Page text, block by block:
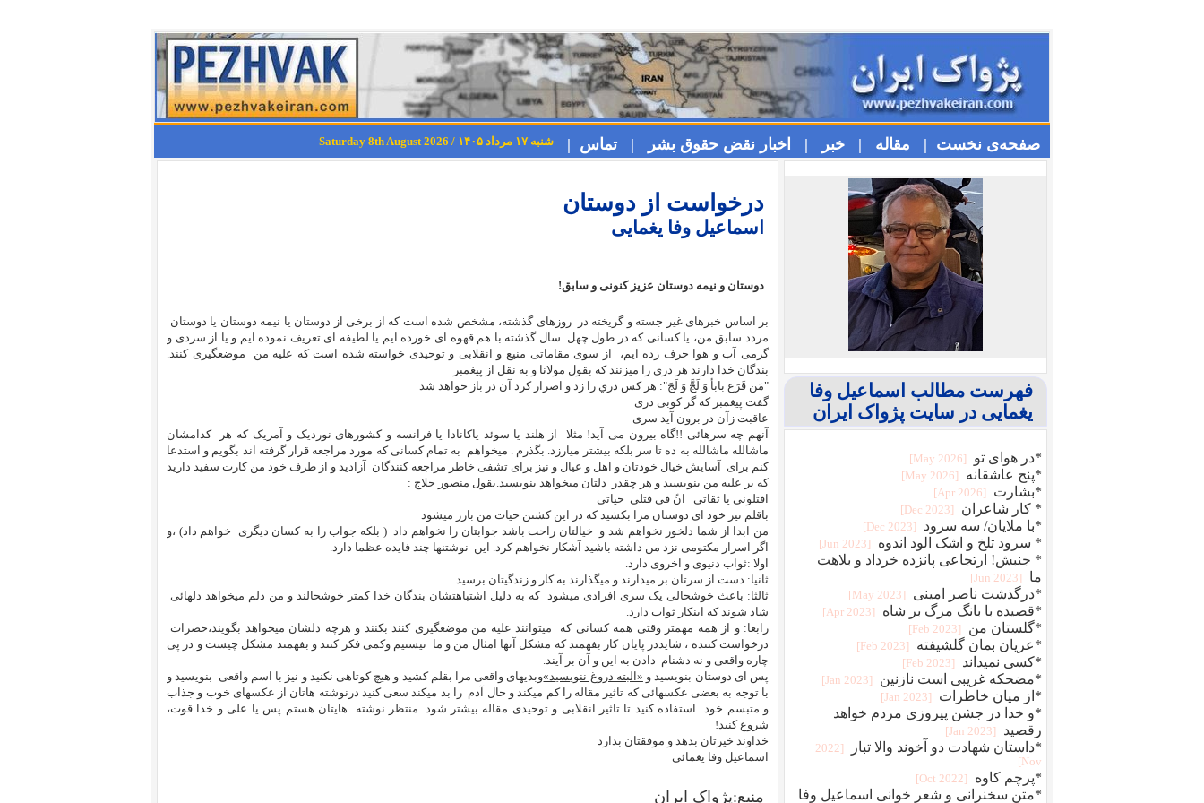
صفحه‌ی نخست | مقاله | خبر | اخبار نقض حقوق بشر | تماس | شنبه ۱۷ مرداد ۱۴۰۵ / Saturday 8th August 2026
درخواست از دوستان
اسماعیل وفا یغمایی
دوستان و نیمه دوستان عزیز کنونی و سابق!
بر اساس خبرهای غیر جسته و گریخته در روزهای گذشته، مشخص شده است که از برخی از دوستان یا نیمه دوستان یا دوستان
مردد سابق من، یا کسانی که در طول چهل سال گذشته با هم قهوه ای خورده ایم یا لطیفه ای تعریف نموده ایم و یا از سردی و
گرمی آب و هوا حرف زده ایم، از سوی مقاماتی منیع و انقلابی و توحیدی خواسته شده است که علیه من موضعگیری کنند.
بندگان خدا دارند هر دری را میزنند که بقول مولانا و به نقل از پیغمبر
"مَن قَرَع بابأ وَ لَجَّ وَ لَجَ": هر كس دري را زد و اصرار كرد آن در باز خواهد شد
گفت پیغمبر که گر کوبی دری
عاقبت زآن در برون آید سری
آنهم چه سرهائی !!گاه بیرون می آید! مثلا از هلند یا سوئد یاکانادا یا فرانسه و کشورهای نوردیک و آمریک که هر کدامشان
ماشالله ماشالله به ده تا سر بلکه بیشتر میارزد. بگذرم . میخواهم به تمام کسانی که مورد مراجعه قرار گرفته اند بگویم و استدعا
کنم برای آسایش خیال خودتان و اهل و عیال و نیز برای تشفی خاطر مراجعه کنندگان آزادید و از طرف خود من کارت سفید دارید
که بر علیه من بنویسید و هر چقدر دلتان میخواهد بنویسید.بقول منصور حلاج :
اقتلونی یا ثقاتی انّ فی قتلی حیاتی
باقلم تیز خود ای دوستان مرا بکشید که در این کشتن حیات من بارز میشود
من ابدا از شما دلخور نخواهم شد و خیالتان راحت باشد جوابتان را نخواهم داد ( بلکه جواب را به کسان دیگری خواهم داد) ،و
اگر اسرار مکتومی نزد من داشته باشید آشکار نخواهم کرد. این نوشتنها چند فایده عظما دارد.
اولا :ثواب دنیوی و اخروی دارد.
ثانیا: دست از سرتان بر میدارند و میگذارند به کار و زندگیتان برسید
ثالثا: باعث خوشحالی یک سری افرادی میشود که به دلیل اشتباهتشان بندگان خدا کمتر خوشحالند و من دلم میخواهد دلهائی
شاد شوند که اینکار ثواب دارد.
رابعا: و از همه مهمتر وقتی همه کسانی که میتوانند علیه من موضعگیری کنند بکنند و هرچه دلشان میخواهد بگویند،حضرات
درخواست کننده ، شایددر پایان کار بفهمند که مشکل آنها امثال من و ما نیستیم وکمی فکر کنند و بفهمند مشکل چیست و در پی
چاره واقعی و نه دشنام دادن به این و آن بر آیند.
پس ای دوستان بنویسید و «البته دروغ ننویسید»وبدیهای واقعی مرا بقلم کشید و هیچ کوتاهی نکنید و نیز با اسم واقعی بنویسید و
با توجه به بعضی عکسهائی که تاثیر مقاله را کم میکند و حال آدم را بد میکند سعی کنید درنوشته هاتان از عکسهای خوب و جذاب
و متبسم خود استفاده کنید تا تاثیر انقلابی و توحیدی مقاله بیشتر شود. منتظر نوشته هایتان هستم پس یا علی و خدا قوت،
شروع کنید!
خداوند خیرتان بدهد و موفقتان بدارد
اسماعیل وفا یغمائی
منبع:پژواک ایران
فهرست مطالب اسماعیل وفا
یغمایی در سایت پژواک ایران
*در هوای تو [2026 May]
*پنج عاشقانه [2026 May]
*بشارت [2026 Apr]
* کار شاعران [2023 Dec]
*با ملایان/ سه سرود [2023 Dec]
* سرود تلخ و اشک الود اندوه [2023 Jun]
* جنبش! ارتجاعی پانزده خرداد و بلاهت
ما
[2023 Jun]
*درگذشت ناصر امینی [2023 May]
*قصیده با بانگ مرگ بر شاه [2023 Apr]
*گلستان من [2023 Feb]
*عریان بمان گلشیفته [2023 Feb]
*کسی نمیداند [2023 Feb]
*مضحکه غریبی است نازنین [2023 Jan]
*از میان خاطرات [2023 Jan]
*و خدا در جشن پیروزی مردم خواهد
رقصید
[2023 Jan]
*داستان شهادت دو آخوند والا تبار
[2022
Nov]
*پرچم کاوه [2022 Oct]
*متن سخنرانی و شعر خوانی اسماعیل وفا